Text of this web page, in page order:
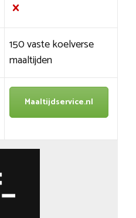
150 vaste koelverse
maaltijden
Maaltijdservice.nl